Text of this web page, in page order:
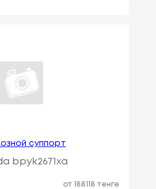
суппорт
bpyk2671xa
от 188118 тенге